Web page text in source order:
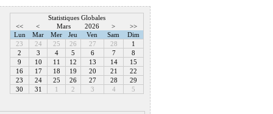
Statistiques Globales
<<
< Mars 2026 >
>>
Lun
Mar Mer Jeu Ven Sam
Dim
23
24 25 26 27 28
1
2
3 4 5 6 7
8
9
10 11 12 13 14
15
16
17 18 19 20 21
22
23
24 25 26 27 28
29
30
31 1 2 3 4 5